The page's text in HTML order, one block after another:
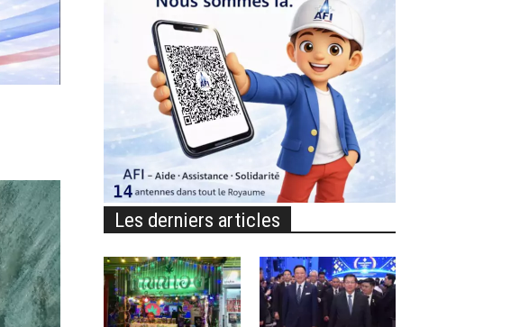
Les derniers articles